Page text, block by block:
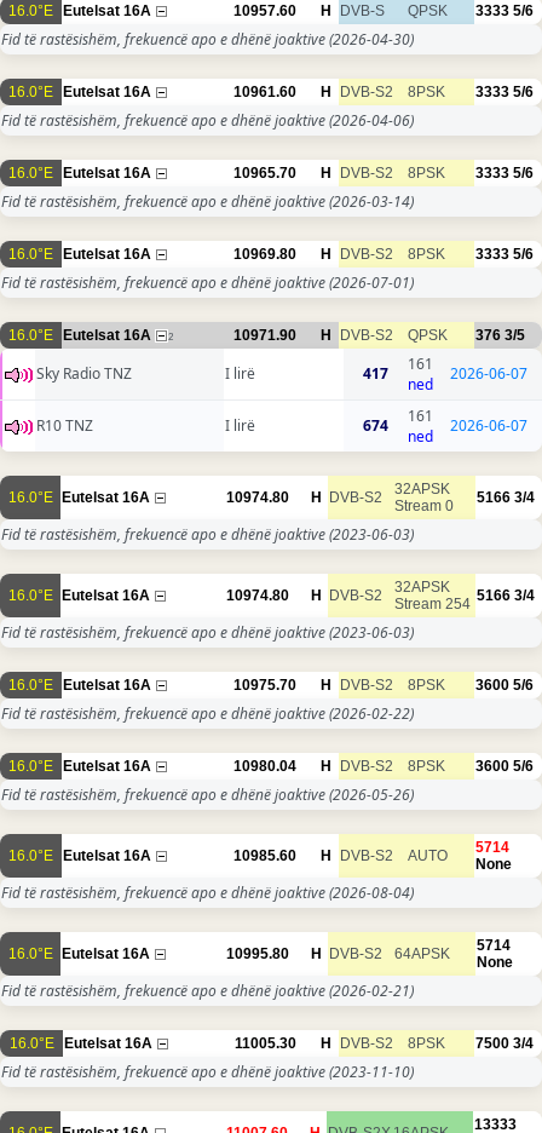
16.0°E Eutelsat 16A 10957.60 H DVB-S QPSK 3333 5/6
Fid të rastësishëm, frekuencë apo e dhënë joaktive(2026-04-30)
16.0°E Eutelsat 16A 10961.60 H DVB-S2 8PSK 3333 5/6
Fid të rastësishëm, frekuencë apo e dhënë joaktive(2026-04-06)
16.0°E Eutelsat 16A 10965.70 H DVB-S2 8PSK 3333 5/6
Fid të rastësishëm, frekuencë apo e dhënë joaktive(2026-03-14)
16.0°E Eutelsat 16A 10969.80 H DVB-S2 8PSK 3333 5/6
Fid të rastësishëm, frekuencë apo e dhënë joaktive(2026-07-01)
16.0°E Eutelsat 16A 2 10971.90 H DVB-S2 QPSK 376 3/5
Sky Radio TNZ I lirë 417
161
ned
2026-06-07
R10 TNZ I lirë 674
161
ned
2026-06-07
16.0°E Eutelsat 16A 10974.80 H DVB-S2
32APSK
Stream 0
5166 3/4
Fid të rastësishëm, frekuencë apo e dhënë joaktive(2023-06-03)
16.0°E Eutelsat 16A 10974.80 H DVB-S2
32APSK
Stream 254 5166 3/4
Fid të rastësishëm, frekuencë apo e dhënë joaktive(2023-06-03)
16.0°E Eutelsat 16A 10975.70 H DVB-S2 8PSK 3600 5/6
Fid të rastësishëm, frekuencë apo e dhënë joaktive(2026-02-22)
16.0°E Eutelsat 16A 10980.04 H DVB-S2 8PSK 3600 5/6
Fid të rastësishëm, frekuencë apo e dhënë joaktive(2026-05-26)
16.0°E Eutelsat 16A 10985.60 H DVB-S2 AUTO
5714
None
Fid të rastësishëm, frekuencë apo e dhënë joaktive(2026-08-04)
16.0°E Eutelsat 16A 10995.80 H DVB-S2 64APSK
5714
None
Fid të rastësishëm, frekuencë apo e dhënë joaktive(2026-02-21)
16.0°E Eutelsat 16A 11005.30 H DVB-S2 8PSK 7500 3/4
Fid të rastësishëm, frekuencë apo e dhënë joaktive(2023-11-10)
13333